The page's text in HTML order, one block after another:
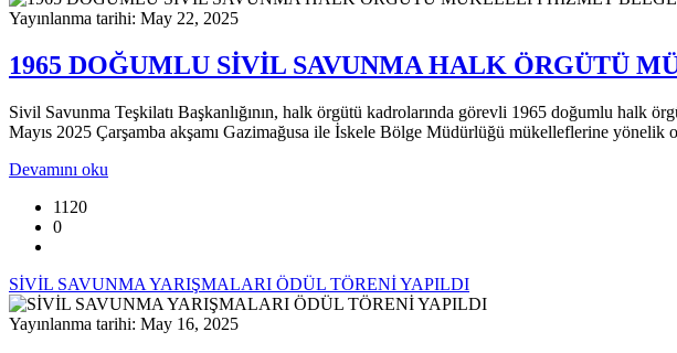
Yayınlanma tarihi: May 22, 2025
1965 DOĞUMLU SİVİL SAVUNMA HALK ÖRGÜTÜ
Sivil Savunma Teşkilatı Başkanlığının, halk örgütü kadrolarında görevli 1965 doğumlu halk
Mayıs 2025 Çarşamba akşamı Gazimağusa ile İskele Bölge Müdürlüğü mükelleflerine
Devamını oku
1120
0
SİVİL SAVUNMA YARIŞMALARI ÖDÜL TÖRENİ YAPILDI
Yayınlanma tarihi: May 16, 2025